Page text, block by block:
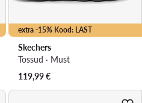
extra -15% Kood: LAST
Skechers
Tossud · Must
119,99€